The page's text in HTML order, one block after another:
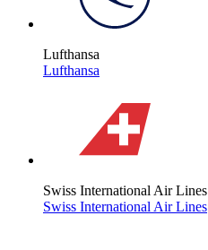
Lufthansa
Lufthansa
Swiss International Air Lines
Swiss International Air Lines